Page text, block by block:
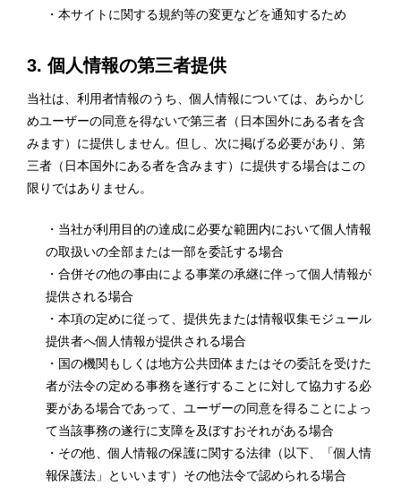
・本サイトに関する規約等の変更などを通知するため
3. 個人情報の第三者提供
当社は、利用者情報のうち、個人情報については、あらかじ
めユーザーの同意を得ないで第三者（日本国外にある者を含
みます）に提供しません。但し、次に掲げる必要があり、第
三者（日本国外にある者を含みます）に提供する場合はこの
限りではありません。
・当社が利用目的の達成に必要な範囲内において個人情報
の取扱いの全部または一部を委託する場合
・合併その他の事由による事業の承継に伴って個人情報が
提供される場合
・本項の定めに従って、提供先または情報収集モジュール
提供者へ個人情報が提供される場合
・国の機関もしくは地方公共団体またはその委託を受けた
者が法令の定める事務を遂行することに対して協力する必
要がある場合であって、ユーザーの同意を得ることによっ
て当該事務の遂行に支障を及ぼすおそれがある場合
・その他、個人情報の保護に関する法律（以下、「個人情
報保護法」といいます）その他法令で認められる場合